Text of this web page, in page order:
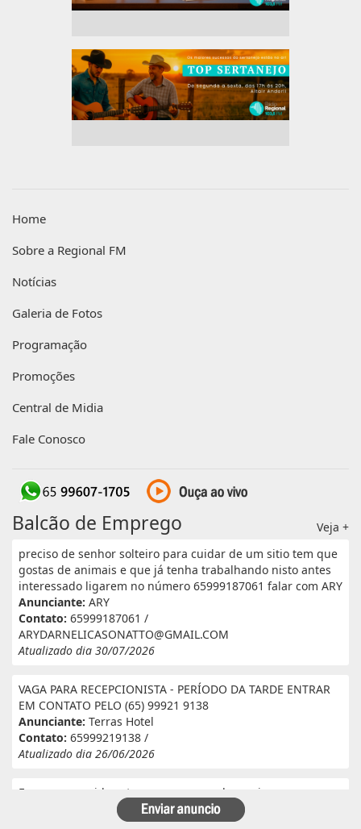
Home
Sobre a Regional FM
Notícias
Galeria de Fotos
Programação
Promoções
Central de Midia
Fale Conosco
Balcão de Emprego
Veja +
preciso de senhor solteiro para cuidar de um sitio tem que
gostas de animais e que já tenha trabalhando nisto antes
interessado ligarem no número 65999187061 falar com ARY
Anunciante: ARY
Contato: 65999187061 /
ARYDARNELICASONATTO@GMAIL.COM
Atualizado dia 30/07/2026
VAGA PARA RECEPCIONISTA - PERÍODO DA TARDE ENTRAR
EM CONTATO PELO (65) 99921 9138
Anunciante: Terras Hotel
Contato: 65999219138 /
Atualizado dia 26/06/2026
Eu e meu marido estamos a procura de serviço em
fazenda. Eu tenho experiência e referência em cantina, ele
tem experiência e referência em lavoura. Passa veneno,